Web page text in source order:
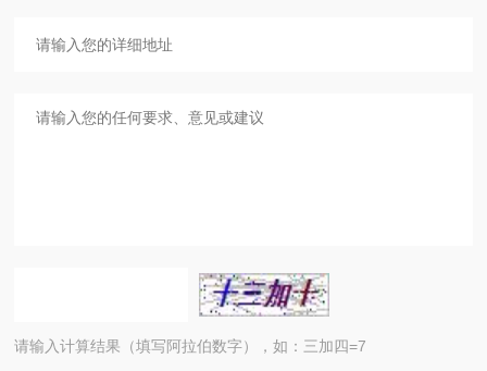
请输入计算结果（填写阿拉伯数字），如：三加四=7